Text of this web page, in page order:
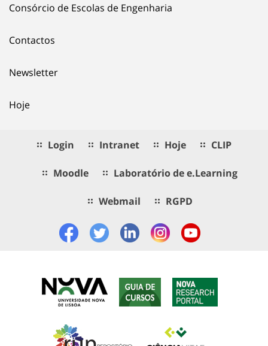
Consórcio de Escolas de Engenharia
Contactos
Newsletter
Hoje
Login Intranet Hoje CLIP
Moodle Laboratório de e.Learning
Webmail RGPD